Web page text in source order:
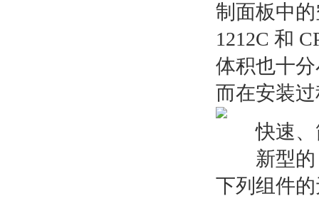
制面板中的
1212C 和
体积也十
而在安装
快速、简
新型的
下列组件的